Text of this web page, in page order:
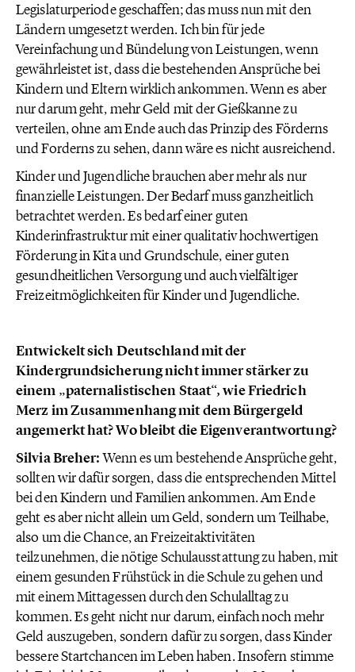
Legislaturperiode geschaffen; das muss nun mit den
Ländern umgesetzt werden. Ich bin für jede
Vereinfachung und Bündelung von Leistungen, wenn
gewährleistet ist, dass die bestehenden Ansprüche bei
Kindern und Eltern wirklich ankommen. Wenn es aber
nur darum geht, mehr Geld mit der Gießkanne zu
verteilen, ohne am Ende auch das Prinzip des Förderns
und Forderns zu sehen, dann wäre es nicht ausreichend.
Kinder und Jugendliche brauchen aber mehr als nur
finanzielle Leistungen. Der Bedarf muss ganzheitlich
betrachtet werden. Es bedarf einer guten
Kinderinfrastruktur mit einer qualitativ hochwertigen
Förderung in Kita und Grundschule, einer guten
gesundheitlichen Versorgung und auch vielfältiger
Freizeitmöglichkeiten für Kinder und Jugendliche.
Entwickelt sich Deutschland mit der
Kindergrundsicherung nicht immer stärker zu
einem „paternalistischen Staat“, wie Friedrich
Merz im Zusammenhang mit dem Bürgergeld
angemerkt hat? Wo bleibt die Eigenverantwortung?
Silvia Breher:Wenn es um bestehende Ansprüche geht,
sollten wir dafür sorgen, dass die entsprechenden Mittel
bei den Kindern und Familien ankommen. Am Ende
geht es aber nicht allein um Geld, sondern um Teilhabe,
also um die Chance, an Freizeitaktivitäten
teilzunehmen, die nötige Schulausstattung zu haben, mit
einem gesunden Frühstück in die Schule zu gehen und
mit einem Mittagessen durch den Schulalltag zu
kommen. Es geht nicht nur darum, einfach noch mehr
Geld auszugeben, sondern dafür zu sorgen, dass Kinder
bessere Startchancen im Leben haben. Insofern stimme